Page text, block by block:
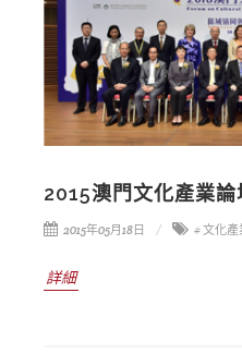
2015澳門文化產業論
2015年05月18日 # 文化
詳細